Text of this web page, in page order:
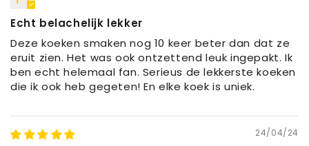
Echt belachelijk lekker
Deze koeken smaken nog 10 keer beter dan dat ze
eruit zien. Het was ook ontzettend leuk ingepakt. Ik
ben echt helemaal fan. Serieus de lekkerste koeken
die ik ook heb gegeten! En elke koek is uniek.
24/04/24